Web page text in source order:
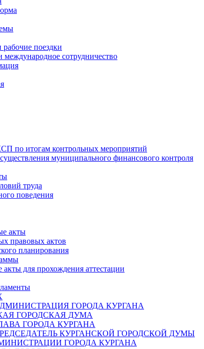
поездки
международное сотрудничество
по итогам контрольных мероприятий
муниципального финансового контроля
труда
поведения
акты
правовых актов
планирования
для прохождения аттестации
ГОРОДА КУРГАНА
ГОРОДСКАЯ ДУМА
ГОРОДА КУРГАНА
КУРГАНСКОЙ ГОРОДСКОЙ ДУМЫ
ГОРОДА КУРГАНА